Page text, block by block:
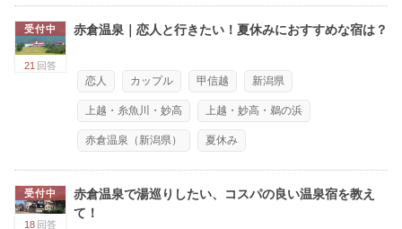
受付中
21 回答
赤倉温泉｜恋人と行きたい！夏休みにおすすめな宿は？
恋人 カップル 甲信越 新潟県
上越・糸魚川・妙高 上越・妙高・鵜の浜
赤倉温泉（新潟県） 夏休み
受付中
18 回答
赤倉温泉で湯巡りしたい、コスパの良い温泉宿を教え
て！